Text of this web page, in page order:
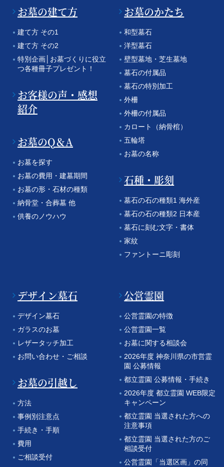
お墓の建て方
建て方 その1
建て方 その2
特別企画│お墓づくりに役立
つ各種冊子プレゼント！
お客様の声・感想
紹介
お墓のQ＆A
お墓を探す
お墓の費用・建墓期間
お墓の形・石材の種類
納骨堂・合葬墓 他
供養のノウハウ
お墓のかたち
和型墓石
洋型墓石
壁型墓地・芝生墓地
墓石の付属品
墓石の特別加工
外柵
外柵の付属品
カロート（納骨棺）
五輪塔
お墓の名称
石種・彫刻
墓石の石の種類1 海外産
墓石の石の種類2 日本産
墓石に刻む文字・書体
家紋
ファントーニ彫刻
デザイン墓石
デザイン墓石
ガラスのお墓
レザータッチ加工
お問い合わせ・ご相談
お墓の引越し
方法
事例別注意点
手続き・手順
費用
ご相談受付
公営霊園
公営霊園の特徴
公営霊園一覧
お墓に関する相談会
2026年度 神奈川県の市営霊
園 公募情報
都立霊園 公募情報・手続き
2026年度 都立霊園 WEB限定
キャンペーン
都立霊園 当選された方への
注意事項
都立霊園 当選された方のご
相談受付
公営霊園「当選区画」の同